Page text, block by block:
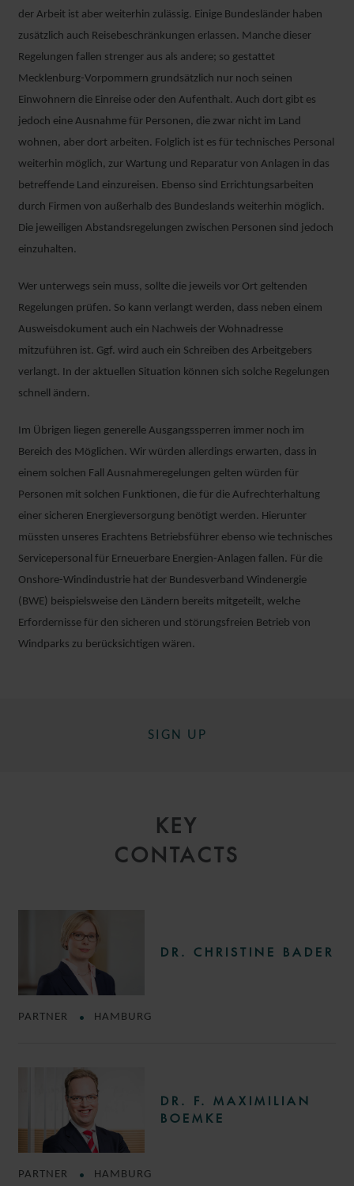
der Arbeit ist aber weiterhin zulässig. Einige Bundesländer haben
zusätzlich auch Reisebeschränkungen erlassen. Manche dieser
Regelungen fallen strenger aus als andere; so gestattet
Mecklenburg-Vorpommern grundsätzlich nur noch seinen
Einwohnern die Einreise oder den Aufenthalt. Auch dort gibt es
jedoch eine Ausnahme für Personen, die zwar nicht im Land
wohnen, aber dort arbeiten. Folglich ist es für technisches Personal
weiterhin möglich, zur Wartung und Reparatur von Anlagen in das
betreffende Land einzureisen. Ebenso sind Errichtungsarbeiten
durch Firmen von außerhalb des Bundeslands weiterhin möglich.
Die jeweiligen Abstandsregelungen zwischen Personen sind jedoch
einzuhalten.
Wer unterwegs sein muss, sollte die jeweils vor Ort geltenden
Regelungen prüfen. So kann verlangt werden, dass neben einem
Ausweisdokument auch ein Nachweis der Wohnadresse
mitzuführen ist. Ggf. wird auch ein Schreiben des Arbeitgebers
verlangt. In der aktuellen Situation können sich solche Regelungen
schnell ändern.
Im Übrigen liegen generelle Ausgangssperren immer noch im
Bereich des Möglichen. Wir würden allerdings erwarten, dass in
einem solchen Fall Ausnahmeregelungen gelten würden für
Personen mit solchen Funktionen, die für die Aufrechterhaltung
einer sicheren Energieversorgung benötigt werden. Hierunter
müssten unseres Erachtens Betriebsführer ebenso wie technisches
Servicepersonal für Erneuerbare Energien-Anlagen fallen. Für die
Onshore-Windindustrie hat der Bundesverband Windenergie
(BWE) beispielsweise den Ländern bereits mitgeteilt, welche
Erfordernisse für den sicheren und störungsfreien Betrieb von
Windparks zu berücksichtigen wären.
SIGN UP
KEY
CONTACTS
DR. CHRISTINE BADER
PARTNER HAMBURG
DR. F. MAXIMILIAN
BOEMKE
PARTNER HAMBURG